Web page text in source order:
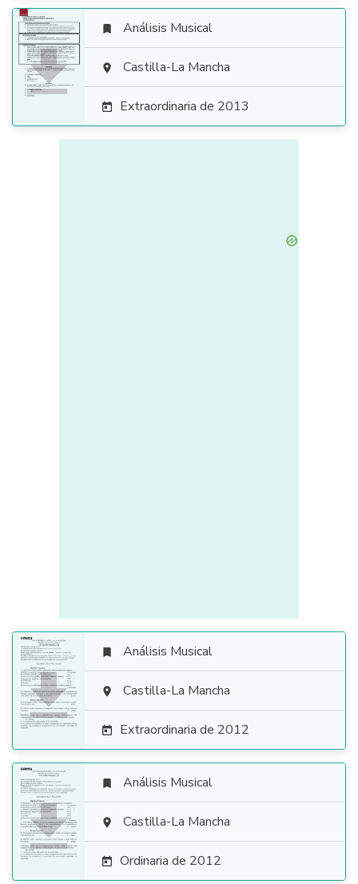

 Análisis Musical
 Castilla-La Mancha
 Extraordinaria de 2013

 Análisis Musical
 Castilla-La Mancha
 Extraordinaria de 2012

 Análisis Musical
 Castilla-La Mancha
 Ordinaria de 2012